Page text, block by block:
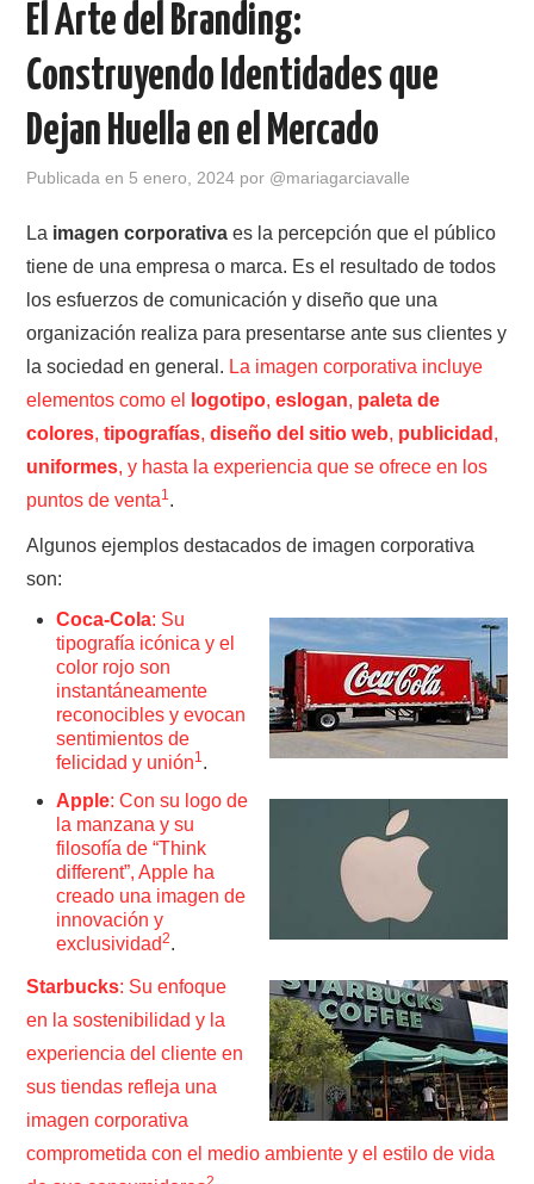
El Arte del Branding:
Construyendo Identidades que
Dejan Huella en el Mercado
Publicada en 5 enero, 2024 por @mariagarciavalle
La imagen corporativa es la percepción que el público
tiene de una empresa o marca. Es el resultado de todos
los esfuerzos de comunicación y diseño que una
organización realiza para presentarse ante sus clientes y
la sociedad en general. La imagen corporativa incluye
elementos como el
logotipo,eslogan, paleta de
colores,tipografías,diseño del sitio web, publicidad ,
uniformes, y hasta la experiencia que se ofrece en los
puntos de venta1.
Algunos ejemplos destacados de imagen corporativa
son:
Coca-Cola: Su
tipografía icónica y el
color rojo son
instantáneamente
reconocibles y evocan
sentimientos de
felicidad y unión1.
Apple: Con su logo de
la manzana y su
filosofía de “Think
different”, Apple ha
creado una imagen de
innovación y
exclusividad2.
Starbucks: Su enfoque
en la sostenibilidad y la
experiencia del cliente en
sus tiendas refleja una
imagen corporativa
comprometida con el medio ambiente y el estilo de vida